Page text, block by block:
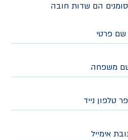
הם שדות חובה
שם פרטי
משפחה
טלפון נייד
אימייל